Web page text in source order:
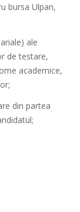
bursa Ulpan,
ale
de testare,
academice,
din partea